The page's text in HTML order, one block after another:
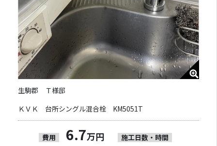
生駒郡 Ｔ様邸
ＫＶＫ 台所シングル混合栓 KM5051T
費用 6.7万円 施工日数・時間